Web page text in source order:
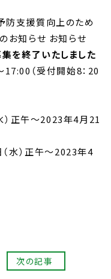
支援質向上のため
お知らせ お知らせ
を終了いたしました
17:00（受付開始8：20
）正午～2023年4月21
正午～2023年4
次の記事